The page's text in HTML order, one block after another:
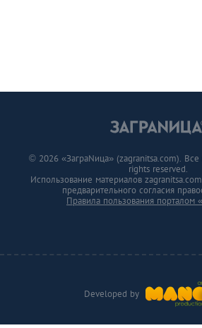
Developed by
© 2026 «ЗаграNица» (zagranitsa.com).
rights reserved.
Использование материалов
предварительного согласия
Правила пользования порталом